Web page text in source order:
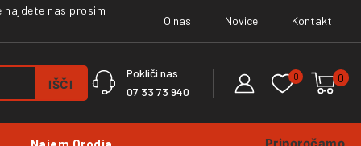
nas prosim
O nas Novice Kontakt
IŠČI
Pokliči nas:
07 33 73 940
0 0